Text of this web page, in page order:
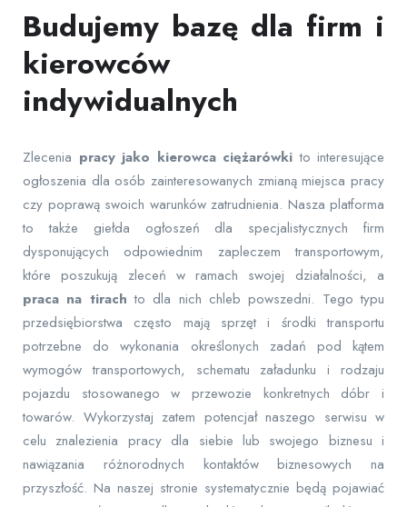
Budujemy bazę dla firm i
kierowców
indywidualnych
Zlecenia pracy jako kierowca ciężarówkito interesujące
ogłoszenia dla osób zainteresowanych zmianą miejsca pracy
czy poprawą swoich warunków zatrudnienia. Nasza platforma
to także giełda ogłoszeń dla specjalistycznych firm
dysponujących odpowiednim zapleczem transportowym,
które poszukują zleceń w ramach swojej działalności, a
praca na tirach to dla nich chleb powszedni. Tego typu
przedsiębiorstwa często mają sprzęt i środki transportu
potrzebne do wykonania określonych zadań pod kątem
wymogów transportowych, schematu załadunku i rodzaju
pojazdu stosowanego w przewozie konkretnych dóbr i
towarów. Wykorzystaj zatem potencjał naszego serwisu w
celu znalezienia pracy dla siebie lub swojego biznesu i
nawiązania różnorodnych kontaktów biznesowych na
przyszłość. Na naszej stronie systematycznie będą pojawiać